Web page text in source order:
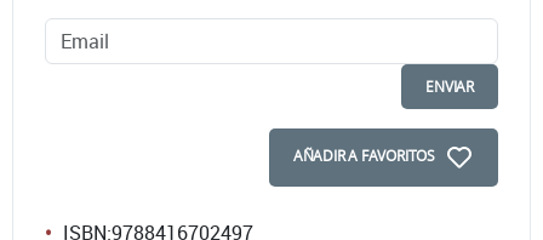
ENVIAR
AÑADIR A FAVORITOS
ISBN:9788416702497